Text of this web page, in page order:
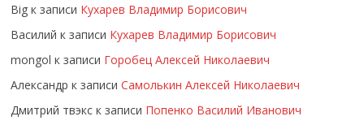
Big к записи Кухарев Владимир Борисович
Василий к записи Кухарев Владимир Борисович
mongol к записи Горобец Алексей Николаевич
Александр к записиСамолькин Алексей Николаевич
Дмитрий твэкс к записи Попенко Василий Иванович